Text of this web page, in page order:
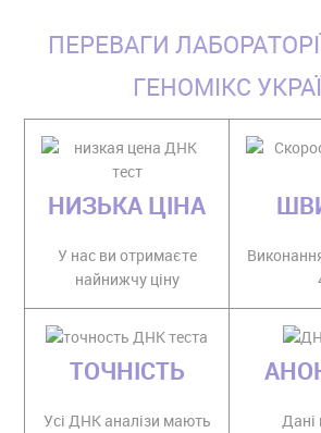
ПЕРЕВАГИ
ГЕНОМІКС
НИЗЬКА ЦІНА
У нас ви отримаєте
найнижчу ціну
ТОЧНІСТЬ
Усі ДНК аналізи мають
Дані